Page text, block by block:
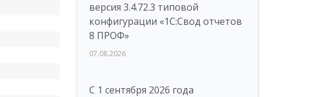
версия 3.4.72.3 типовой
конфигурации «1C:Свод отчетов
8 ПРОФ»
07.08.2026
С 1 сентября 2026 года